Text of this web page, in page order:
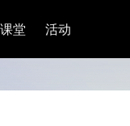
课堂 活动